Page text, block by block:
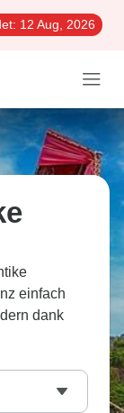
12 Aug, 2026
einfach
dank